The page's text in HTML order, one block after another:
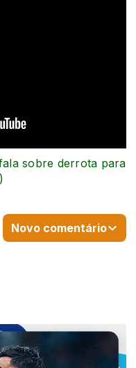
sobre derrota para
Novo comentário